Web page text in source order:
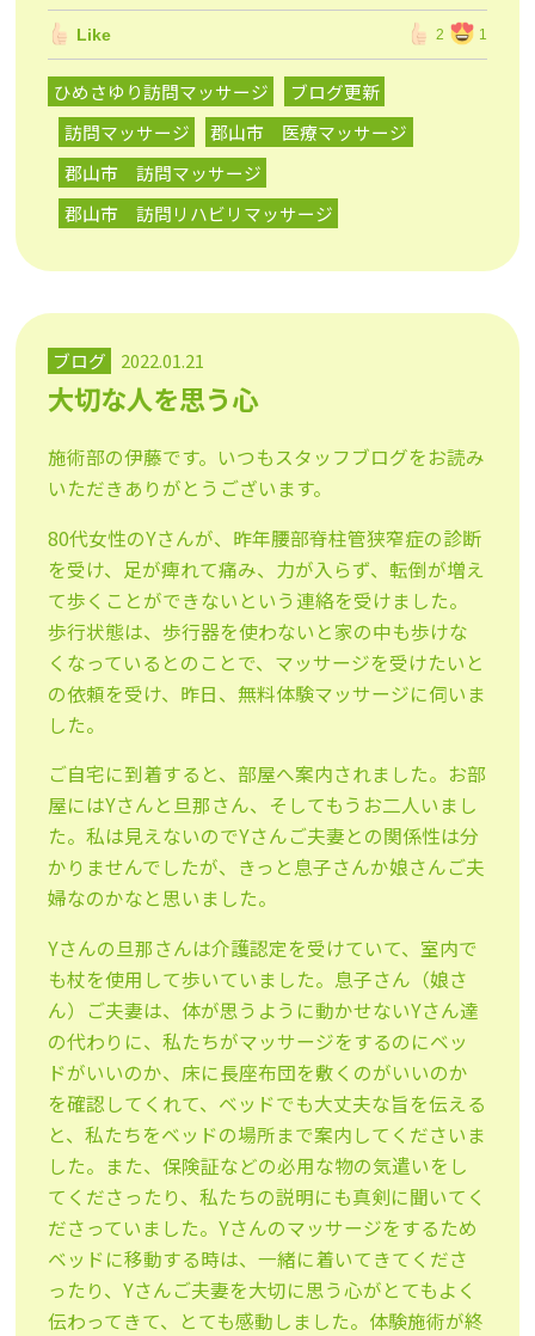
Like 2 1
ひめさゆり訪問マッサージ
ブログ更新
訪問マッサージ
郡山市 医療マッサージ
郡山市 訪問マッサージ
郡山市 訪問リハビリマッサージ
ブログ 2022.01.21
大切な人を思う心
施術部の伊藤です。いつもスタッフブログをお読み
いただきありがとうございます。
80代女性のYさんが、昨年腰部脊柱管狭窄症の診断
を受け、足が痺れて痛み、力が入らず、転倒が増え
て歩くことができないという連絡を受けました。
歩行状態は、歩行器を使わないと家の中も歩けな
くなっているとのことで、マッサージを受けたいと
の依頼を受け、昨日、無料体験マッサージに伺いま
した。
ご自宅に到着すると、部屋へ案内されました。お部
屋にはYさんと旦那さん、そしてもうお二人いまし
た。私は見えないのでYさんご夫妻との関係性は分
かりませんでしたが、きっと息子さんか娘さんご夫
婦なのかなと思いました。
Yさんの旦那さんは介護認定を受けていて、室内で
も杖を使用して歩いていました。息子さん（娘さ
ん）ご夫妻は、体が思うように動かせないYさん達
の代わりに、私たちがマッサージをするのにベッ
ドがいいのか、床に長座布団を敷くのがいいのか
を確認してくれて、ベッドでも大丈夫な旨を伝える
と、私たちをベッドの場所まで案内してくださいま
した。また、保険証などの必用な物の気遣いをし
てくださったり、私たちの説明にも真剣に聞いてく
ださっていました。Yさんのマッサージをするため
ベッドに移動する時は、一緒に着いてきてくださ
ったり、Yさんご夫妻を大切に思う心がとてもよく
伝わってきて、とても感動しました。体験施術が終